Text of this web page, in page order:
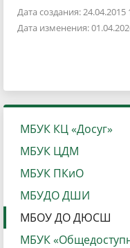
Дата создания: 24.04.2015
Дата изменения:
МБУК КЦ «Досуг»
МБУК ЦДМ
МБУК ПКиО
МБУДО ДШИ
МБОУ ДО ДЮСШ
МБУК